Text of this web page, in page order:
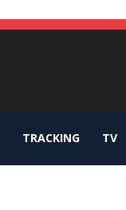
TRACKING TV